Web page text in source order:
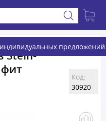
предложений
Stein-
Код:
30920